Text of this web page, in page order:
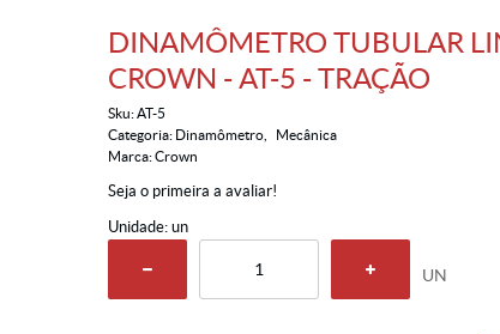
DINAMÔMETRO TUBULAR
CROWN - AT-5 - TRAÇÃO
Sku:AT-5
Categoria: Dinamômetro
Mecânica
Marca:Crown
Seja o primeira a avaliar!
Unidade: un
UN